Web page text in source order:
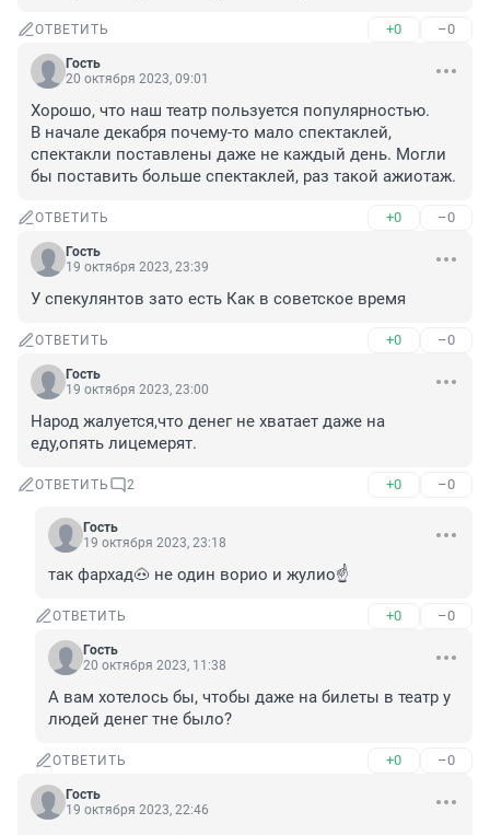
ОТВЕТИТЬ +0 –0
Гость
20 октября 2023, 09:01
Хорошо, что наш театр пользуется популярностью.
В начале декабря почему-то мало спектаклей,
спектакли поставлены даже не каждый день. Могли
бы поставить больше спектаклей, раз такой ажиотаж.
ОТВЕТИТЬ +0 –0
Гость
19 октября 2023, 23:39
У спекулянтов зато есть Как в советское время
ОТВЕТИТЬ +0 –0
Гость
19 октября 2023, 23:00
Народ жалуется,что денег не хватает даже на
еду,опять лицемерят.
ОТВЕТИТЬ 2 +0 –0
Гость
19 октября 2023, 23:18
так фархад🐽 не один ворио и жулио☝️
ОТВЕТИТЬ +0 –0
Гость
20 октября 2023, 11:38
А вам хотелось бы, чтобы даже на билеты в театр у
людей денег тне было?
ОТВЕТИТЬ +0 –0
Гость
19 октября 2023, 22:46